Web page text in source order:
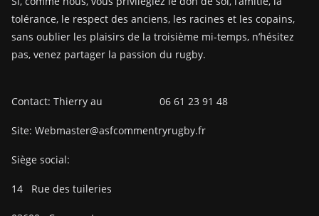
tolérance, le respect des anciens, les racines et les copains,
sans oublier les plaisirs de la troisième mi-temps, n’hésitez
pas, venez partager la passion du rugby.
Contact: Thierry au 06 61 23 91 48
Site: Webmaster@asfcommentryrugby.fr
Siège social:
14 Rue des tuileries